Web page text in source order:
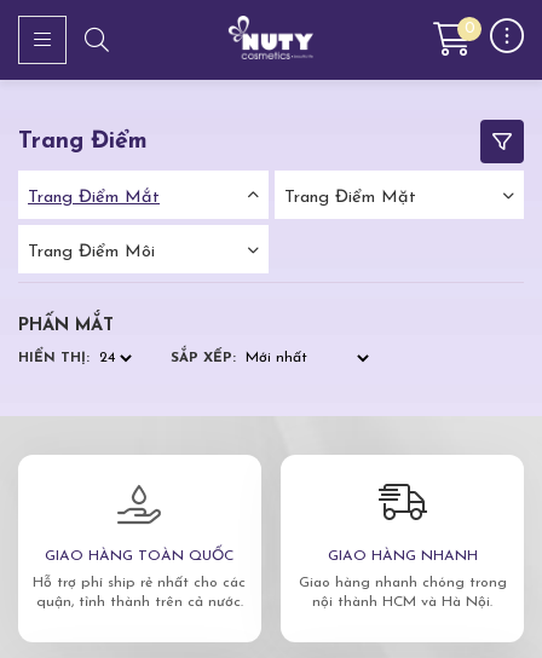
0
Trang Điểm
Trang Điểm Mắt Trang Điểm Mặt
Trang Điểm Môi
PHẤN MẮT
HIỂN THỊ: SẮP XẾP:
GIAO HÀNG TOÀN QUỐC
Hỗ trợ phí ship rẻ nhất cho các
quận, tỉnh thành trên cả nước.
GIAO HÀNG NHANH
Giao hàng nhanh chóng trong
nội thành HCM và Hà Nội.